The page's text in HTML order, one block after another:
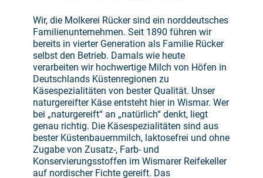
Wir, die Molkerei Rücker sind ein norddeutsches
Familienunternehmen. Seit 1890 führen wir
bereits in vierter Generation als Familie Rücker
selbst den Betrieb. Damals wie heute
verarbeiten wir hochwertige Milch von Höfen in
Deutschlands Küstenregionen zu
Käsespezialitäten von bester Qualität. Unser
naturgereifter Käse entsteht hier in Wismar. Wer
bei „naturgereift“ an „natürlich“ denkt, liegt
genau richtig. Die Käsespezialitäten sind aus
bester Küstenbauernmilch, laktosefrei und ohne
Zugabe von Zusatz-, Farb- und
Konservierungsstoffen im Wismarer Reifekeller
auf nordischer Fichte gereift. Das